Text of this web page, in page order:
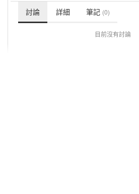
討論 詳細 筆記 (0)
目前沒有討論